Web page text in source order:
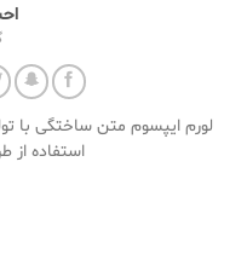
لورم ایپسوم متن ساختگی با
استفاده از